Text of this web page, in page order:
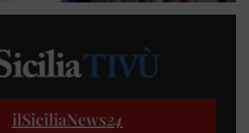
ilSiciliaNews24